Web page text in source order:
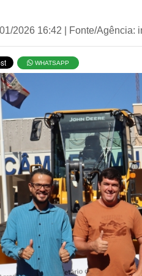
2026 16:42 | Fonte/Agência:
WHATSAPP